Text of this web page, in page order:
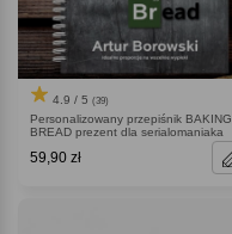
4.9 / 5 (39)
Personalizowany przepiśnik BAKING
BREAD prezent dla serialomaniaka
59,90 zł